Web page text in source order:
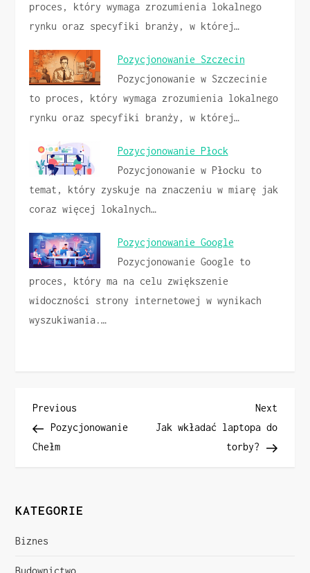
proces, który wymaga zrozumienia lokalnego
rynku oraz specyfiki branży, w której…
Pozycjonowanie Szczecin
Pozycjonowanie w Szczecinie
to proces, który wymaga zrozumienia lokalnego
rynku oraz specyfiki branży, w której…
Pozycjonowanie Płock
Pozycjonowanie w Płocku to
temat, który zyskuje na znaczeniu w miarę jak
coraz więcej lokalnych…
Pozycjonowanie Google
Pozycjonowanie Google to
proces, który ma na celu zwiększenie
widoczności strony internetowej w wynikach
wyszukiwania.…
N
a
i
g
a
Previous
Post
Previous
Pozycjonowanie
Chełm
Next
Post
Next
Jak wkładać laptopa do
torby?
KATEGORIE
Biznes